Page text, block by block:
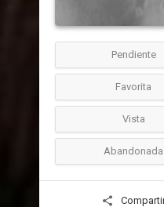
Pendiente
Favorita
Vista
Abandonada